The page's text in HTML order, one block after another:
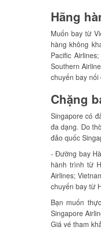
Hãng
Muốn bay từ
hàng không
Pacific
Southern
chuyến bay
Chặng
Singapore có
đa dạng. Do
đảo quốc
- Đường bay
hành trình từ
Airlines;
chuyến bay từ
Bạn muốn
Singapore
Giá vé tham